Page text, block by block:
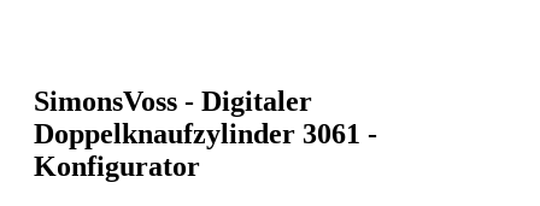
SimonsVoss - Digitaler
Doppelknaufzylinder 3061 -
Konfigurator